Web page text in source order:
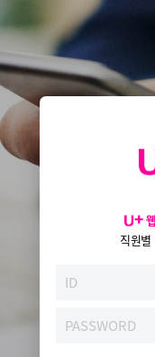
직원별